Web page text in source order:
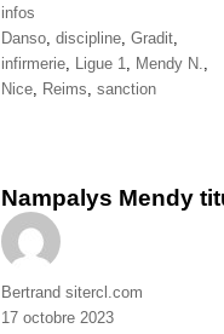
le
Catégories
infos
Étiquettes
Danso discipline Gradit
infirmerie
Ligue 1 Mendy N.
Nice
Reims sanction
Nampalys Mendy
Auteur
Bertrand sitercl.com
Publié
17 octobre 2023